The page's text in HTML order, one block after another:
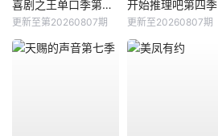
喜剧之王单口季第三季
更新至第20260807期
开始推理吧第四季
更新至20260807期